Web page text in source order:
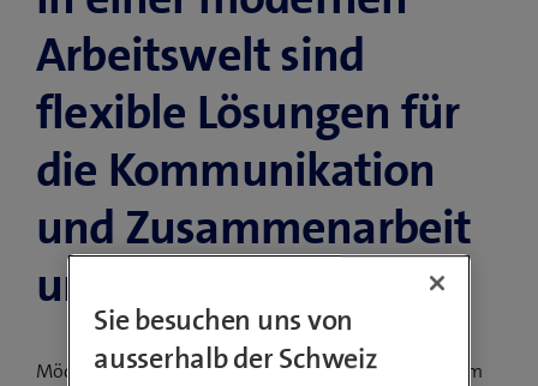
Arbeitswelt sind
flexible Lösungen für
die Kommuni­kation
und Zusammen­arbeit
unerlässlich.
Möchten Sie die Produktivität und Innovation in Ihrem
Sie besuchen uns von
ausserhalb der Schweiz